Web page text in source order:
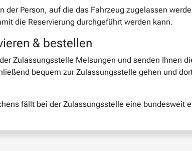
der Person, auf die das Fahrzeug zugelassen
die Reservierung durchgeführt werden kann.
& bestellen
Zulassungsstelle Melsungen und senden Ihnen
bequem zur Zulassungsstelle gehen und
fällt bei der Zulassungsstelle eine bundesweit